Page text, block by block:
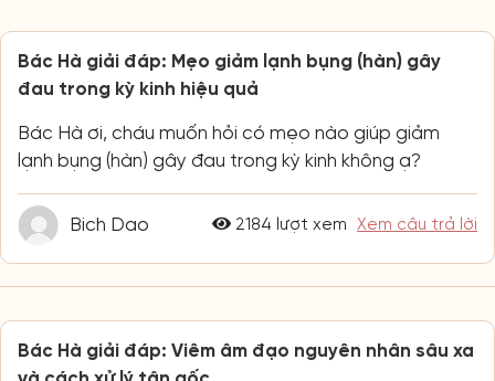
Bác Hà giải đáp: Mẹo giảm lạnh bụng (hàn) gây
đau trong kỳ kinh hiệu quả
Bác Hà ơi, cháu muốn hỏi có mẹo nào giúp giảm
lạnh bụng (hàn) gây đau trong kỳ kinh không ạ?
Bich Dao 2184 lượt xem Xem câu trả lời
Bác Hà giải đáp: Viêm âm đạo nguyên nhân sâu xa